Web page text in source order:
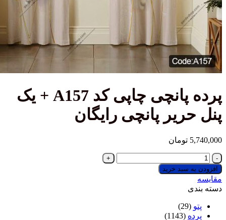
پرده پانچی چاپی کد A157 + یک
پانچی رایگان
تومان
سبد خرید